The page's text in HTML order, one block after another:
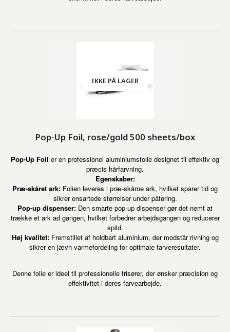
IKKE PÅ LAGER
Pop-Up Foil, rose/gold 500 sheets/box
Pop-Up Foil er en professionel aluminiumsfolie designet til effektiv og
præcis hårfarvning.
Egenskaber:
Præ-skåret ark: Folien leveres i præ-skårne ark, hvilket sparer tid og
sikrer ensartede størrelser under påføring.
Pop-up dispenser: Den smarte pop-up dispenser gør det nemt at
trække et ark ad gangen, hvilket forbedrer arbejdsgangen og reducerer
spild.
Høj kvalitet:Fremstillet af holdbart aluminium, der modstår rivning og
sikrer en jævn varmefordeling for optimale farveresultater.
Denne folie er ideel til professionelle frisører, der ønsker præcision og
effektivitet i deres farvearbejde.